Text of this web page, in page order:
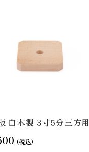
白木製 3寸5分三方用
(税込)